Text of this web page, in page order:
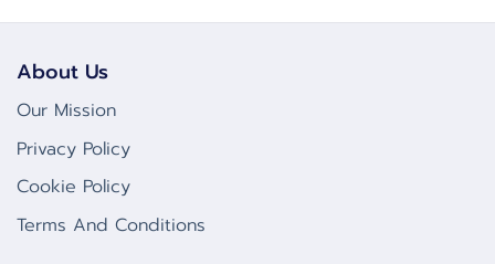
About Us
Our Mission
Privacy Policy
Cookie Policy
Terms And Conditions